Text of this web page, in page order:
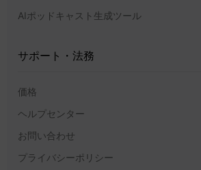
AIポッドキャスト生成ツール
サポート・法務
価格
ヘルプセンター
お問い合わせ
プライバシーポリシー